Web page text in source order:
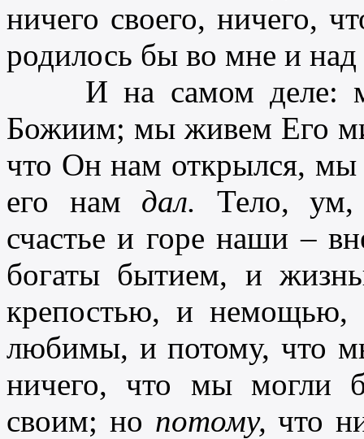
ничего своего, ничего,
родилось бы во мне и
И на самом деле:
Божиим; мы живем Его
что Он нам открылся,
его нам дал. Тело,
счастье и горе наши –
богаты бытием, и
крепостью, и немощью,
любимы, и потому, что
ничего, что мы могли
своим; но потому, что